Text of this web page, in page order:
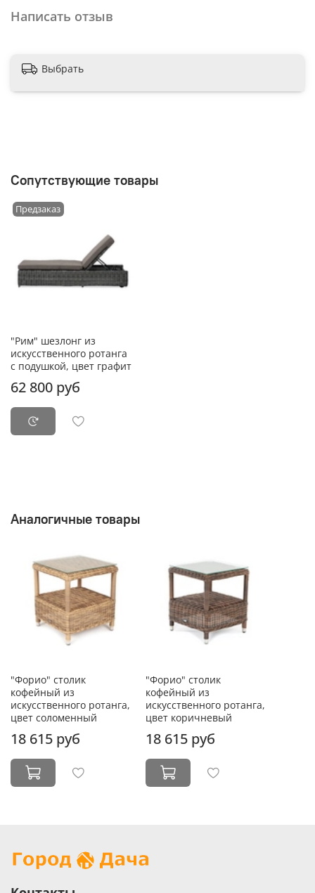
Написать отзыв
Выбрать
Сопутствующие товары
Предзаказ
"Рим" шезлонг из
искусственного ротанга
с подушкой, цвет графит
62 800 руб
Аналогичные товары
"Форио" столик
кофейный из
искусственного ротанга,
цвет соломенный
18 615 руб
"Форио" столик
кофейный из
искусственного ротанга,
цвет коричневый
18 615 руб